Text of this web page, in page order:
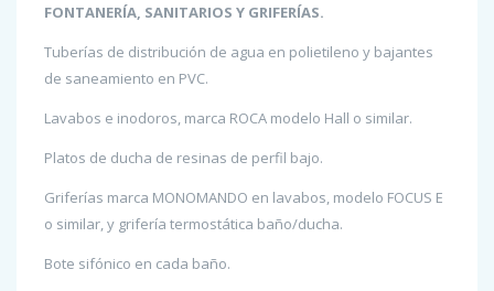
FONTANERÍA, SANITARIOS Y GRIFERÍAS.
Tuberías de distribución de agua en polietileno y bajantes
de saneamiento en PVC.
Lavabos e inodoros, marca ROCA modelo Hall o similar.
Platos de ducha de resinas de perfil bajo.
Griferías marca MONOMANDO en lavabos, modelo FOCUS E
o similar, y grifería termostática baño/ducha.
Bote sifónico en cada baño.